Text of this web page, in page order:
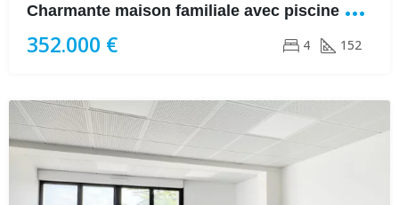
C
harmante maison familiale avec piscine et jardin-152 m²
352.000 € 4 152